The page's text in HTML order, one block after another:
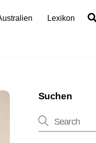
Lexikon
Suchen